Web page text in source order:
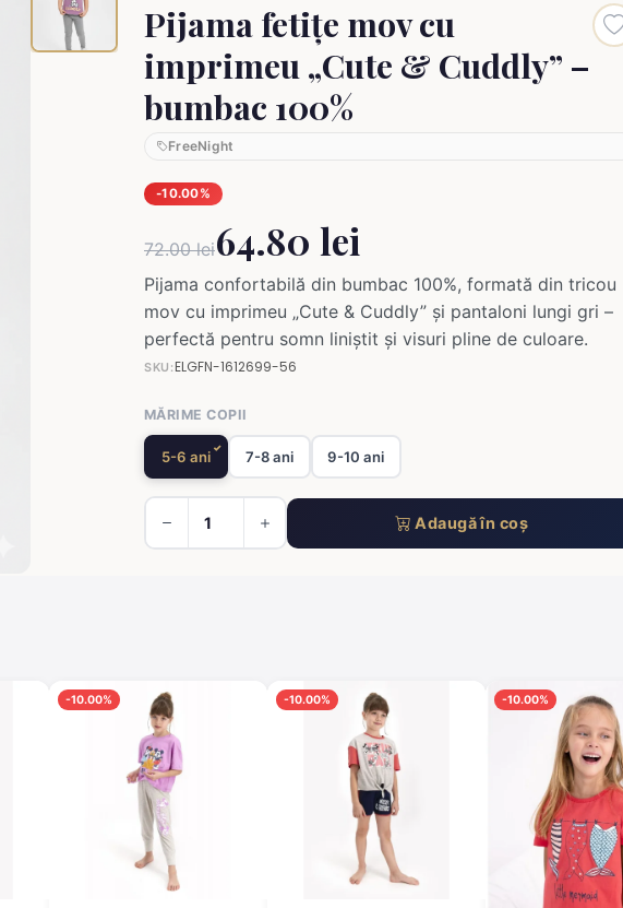
Pijama fetițe mov cu
imprimeu „Cute & Cuddly” –
bumbac 100%
FreeNight
-10.00%
72.00 lei64.80 lei
Pijama confortabilă din bumbac 100%, formată din tricou
mov cu imprimeu „Cute & Cuddly” și pantaloni lungi gri –
perfectă pentru somn liniștit și visuri pline de culoare.
SKU:ELGFN-1612699-56
MĂRIME COPII
5-6 ani 7-8 ani 9-10 ani
Adaugă în coș
-10.00% -10.00% -10.00%